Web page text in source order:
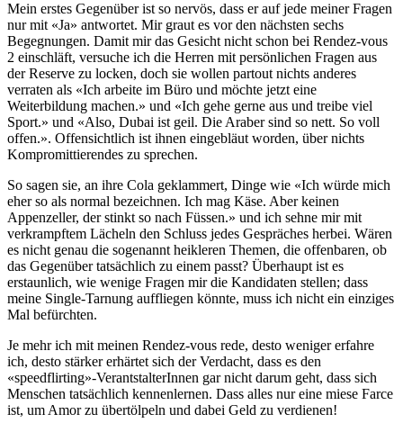
Mein erstes Gegenüber ist so nervös, dass er auf jede meiner Fragen
nur mit «Ja» antwortet. Mir graut es vor den nächsten sechs
Begegnungen. Damit mir das Gesicht nicht schon bei Rendez-vous
2 einschläft, versuche ich die Herren mit persönlichen Fragen aus
der Reserve zu locken, doch sie wollen partout nichts anderes
verraten als «Ich arbeite im Büro und möchte jetzt eine
Weiterbildung machen.» und «Ich gehe gerne aus und treibe viel
Sport.» und «Also, Dubai ist geil. Die Araber sind so nett. So voll
offen.». Offensichtlich ist ihnen eingebläut worden, über nichts
Kompromittierendes zu sprechen.
So sagen sie, an ihre Cola geklammert, Dinge wie «Ich würde mich
eher so als normal bezeichnen. Ich mag Käse. Aber keinen
Appenzeller, der stinkt so nach Füssen.» und ich sehne mir mit
verkrampftem Lächeln den Schluss jedes Gespräches herbei. Wären
es nicht genau die sogenannt heikleren Themen, die offenbaren, ob
das Gegenüber tatsächlich zu einem passt? Überhaupt ist es
erstaunlich, wie wenige Fragen mir die Kandidaten stellen; dass
meine Single-Tarnung auffliegen könnte, muss ich nicht ein einziges
Mal befürchten.
Je mehr ich mit meinen Rendez-vous rede, desto weniger erfahre
ich, desto stärker erhärtet sich der Verdacht, dass es den
«speedflirting»-VerantstalterInnen gar nicht darum geht, dass sich
Menschen tatsächlich kennenlernen. Dass alles nur eine miese Farce
ist, um Amor zu übertölpeln und dabei Geld zu verdienen!